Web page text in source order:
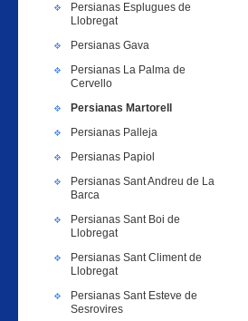
Persianas Esplugues de
Llobregat
Persianas Gava
Persianas La Palma de
Cervello
Persianas Martorell
Persianas Palleja
Persianas Papiol
Persianas Sant Andreu de La
Barca
Persianas Sant Boi de
Llobregat
Persianas Sant Climent de
Llobregat
Persianas Sant Esteve de
Sesrovires